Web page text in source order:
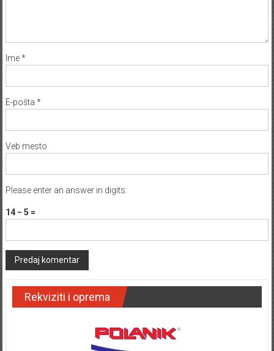
Ime*
E-pošta *
Veb mesto
Please enter an answer in digits:
14 − 5 =
Rekviziti i oprema